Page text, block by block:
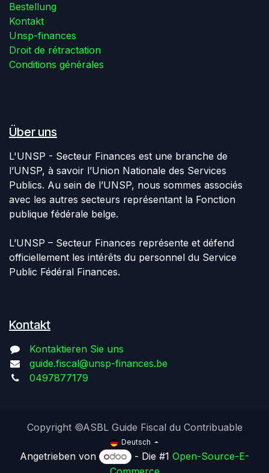
Bestellung
Kontakt
Unsp-finances
Droit de rétractation
Conditions générales
Über uns
L'UNSP - Secteur Finances est une branche de
l’UNSP, à savoir l’Union Nationale des Services
Publics. Au sein de l’UNSP, nous sommes associés
avec les autres secteurs représentant la Fonction
publique fédérale belge.
L’UNSP – Secteur Finances représente et défend
officiellement les intérêts du personnel du Service
Public Fédéral Finances.
Kontakt
Kontaktieren Sie uns
guide.fiscal@unsp-finances.be
0497877179
Copyright ©ASBL Guide Fiscal du Contribuable
Deutsch
Angetrieben von - Die #1Open-Source-E-